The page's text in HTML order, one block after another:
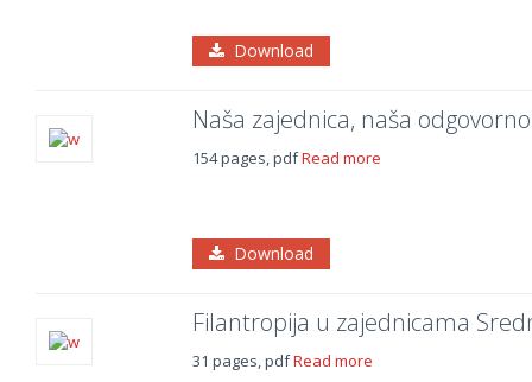
Download
Naša zajednica, naša
154 pages, pdfRead more
Download
Filantropija u zajednicama
31 pages, pdfRead more